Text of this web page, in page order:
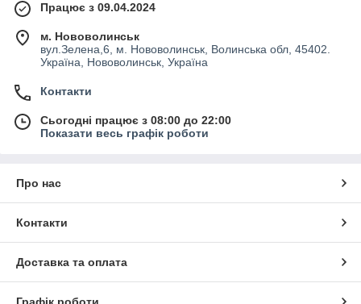
Працює з 09.04.2024
м. Нововолинськ
вул.Зелена,6, м. Нововолинськ, Волинська обл, 45402.
Україна, Нововолинськ, Україна
Контакти
Сьогодні працює з 08:00 до 22:00
Показати весь графік роботи
Про нас
Контакти
Доставка та оплата